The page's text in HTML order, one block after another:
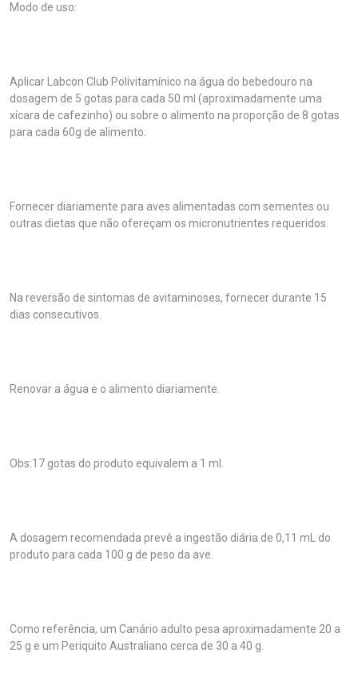
Modo de uso:
Aplicar Labcon Club Polivitamínico na água do bebedouro na
dosagem de 5 gotas para cada 50 ml (aproximadamente uma
xícara de cafezinho) ou sobre o alimento na proporção de 8 gotas
para cada 60g de alimento.
Fornecer diariamente para aves alimentadas com sementes ou
outras dietas que não ofereçam os micronutrientes requeridos.
Na reversão de sintomas de avitaminoses, fornecer durante 15
dias consecutivos.
Renovar a água e o alimento diariamente.
Obs:17 gotas do produto equivalem a 1 ml.
A dosagem recomendada prevê a ingestão diária de 0,11 mL do
produto para cada 100 g de peso da ave.
Como referência, um Canário adulto pesa aproximadamente 20 a
25 g e um Periquito Australiano cerca de 30 a 40 g.